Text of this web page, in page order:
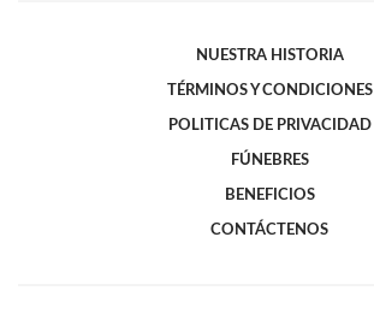
NUESTRA HISTORIA
TÉRMINOS Y CONDICIONES
POLITICAS DE PRIVACIDAD
FÚNEBRES
BENEFICIOS
CONTÁCTENOS